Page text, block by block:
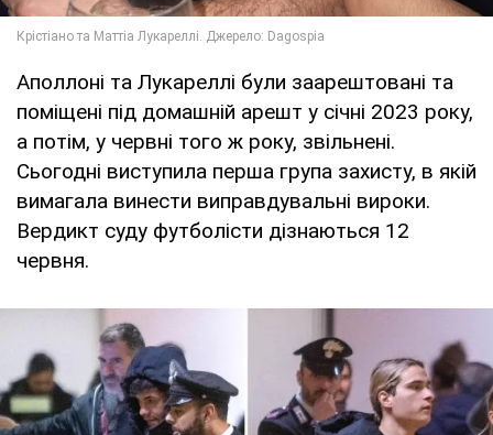
Аполлоні та Лукареллі були заарештовані та
поміщені під домашній арешт у січні 2023 року,
а потім, у червні того ж року, звільнені.
Сьогодні виступила перша група захисту, в якій
вимагала винести виправдувальні вироки.
Вердикт суду футболісти дізнаються 12
червня.